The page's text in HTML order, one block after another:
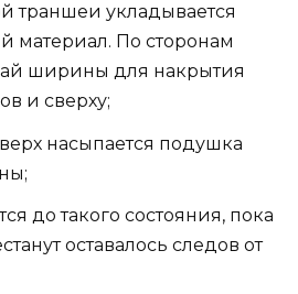
траншеи укладывается
материал. По сторонам
ширины для накрытия
и сверху;
насыпается подушка
до такого состояния, пока
оставалось следов от